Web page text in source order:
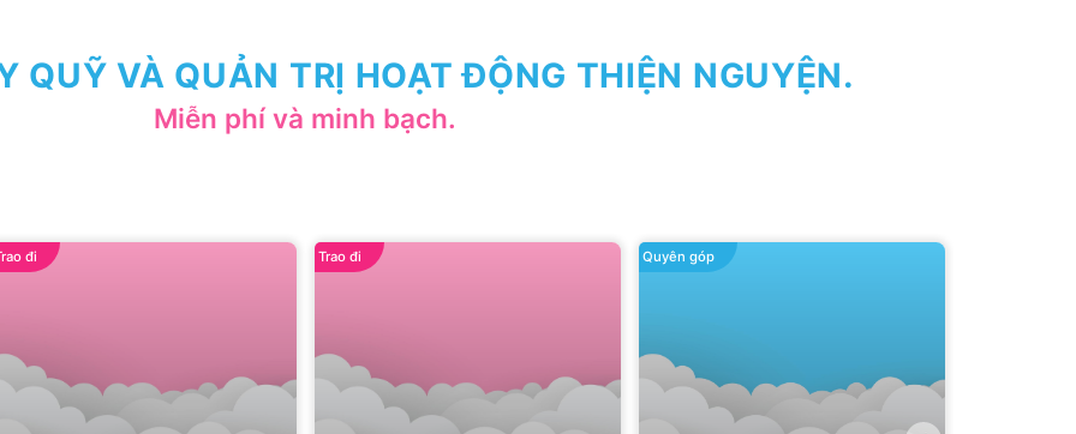
QUỸ VÀ QUẢN TRỊ HOẠT ĐỘNG THIỆN NGUYỆN.
Miễn phí và minh bạch.
đi Trao đi Quyên góp